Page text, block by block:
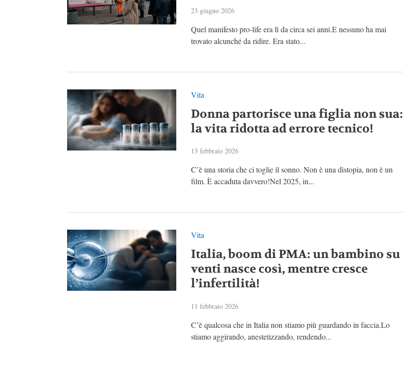
23 giugno 2026
Quel manifesto pro-life era lì da circa sei anni.E nessuno ha mai
trovato alcunché da ridire. Era stato...
Vita
Donna partorisce una figlia non sua:
la vita ridotta ad errore tecnico!
13 febbraio 2026
C’è una storia che ci toglie il sonno. Non è una distopia, non è un
film. È accaduta davvero!Nel 2025, in...
Vita
Italia, boom di PMA: un bambino su
venti nasce così, mentre cresce
l’infertilità!
11 febbraio 2026
C’è qualcosa che in Italia non stiamo più guardando in faccia.Lo
stiamo aggirando, anestetizzando, rendendo...